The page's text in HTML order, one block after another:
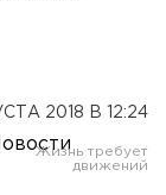
2018 В 12:24